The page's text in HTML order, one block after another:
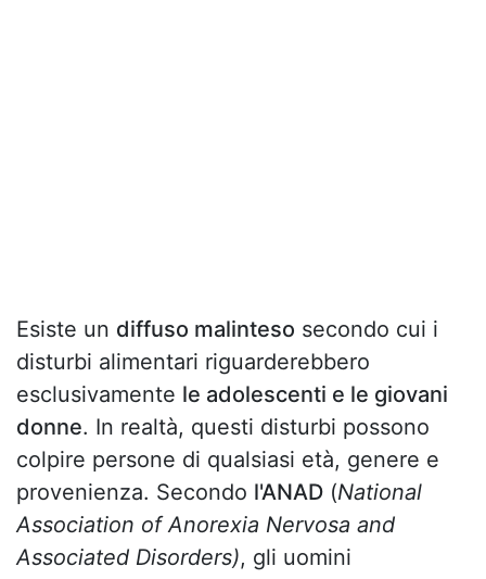
Esiste un diffuso malinteso secondo cui i
disturbi alimentari riguarderebbero
esclusivamente le adolescenti e le giovani
donne. In realtà, questi disturbi possono
colpire persone di qualsiasi età, genere e
provenienza. Secondo l'ANAD (National
Association of Anorexia Nervosa and
Associated Disorders), gli uomini